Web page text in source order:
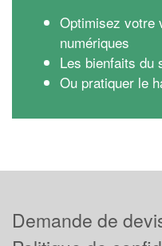
Optimisez votre
numériques
Les bienfaits du
Ou pratiquer le
Demande de